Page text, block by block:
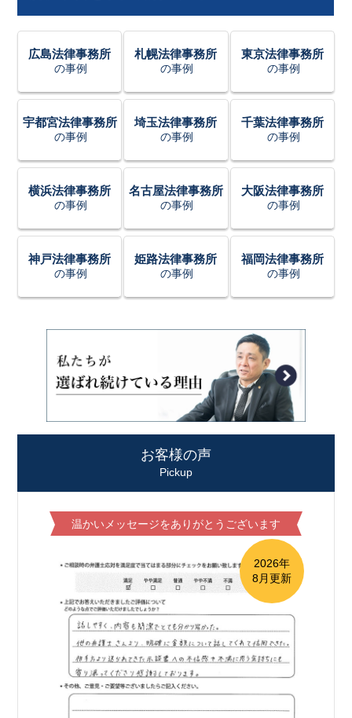
広島法律事務所
の事例
札幌法律事務所
の事例
東京法律事務所
の事例
宇都宮法律事務所
の事例
埼玉法律事務所
の事例
千葉法律事務所
の事例
横浜法律事務所
の事例
名古屋法律事務所
の事例
大阪法律事務所
の事例
神戸法律事務所
の事例
姫路法律事務所
の事例
福岡法律事務所
の事例
お客様の声
Pickup
温かいメッセージをありがとうございます
2026年
8月更新